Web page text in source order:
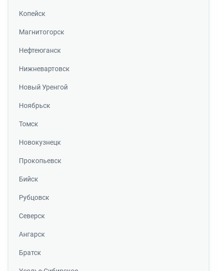
Копейск
Магнитогорск
Нефтеюганск
Нижневартовск
Новый Уренгой
Ноябрьск
Томск
Новокузнецк
Прокопьевск
Бийск
Рубцовск
Северск
Ангарск
Братск